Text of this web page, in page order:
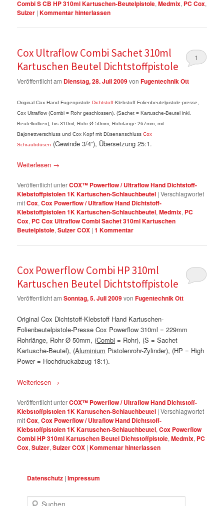
Combi S CB HP 310ml Kartuschen-Beutelpistole,Medmix, PC Cox,
Sulzer |Kommentar hinterlassen
Cox Ultraflow Combi Sachet 310ml
Kartuschen Beutel Dichtstoffpistole
Veröffentlicht am Dienstag, 28. Juli 2009vonFugentechnik Ott
1
Original Cox Hand FugenpistoleDichtstoff-Klebstoff Folienbeutelpistole-presse,
Cox Ultraflow (Combi = Rohr geschlossen), (Sachet = Kartusche-Beutel inkl.
Beutelkolben), bis 310ml, Rohr Ø 50mm, Rohrlänge 267mm, mit
Bajonettverschluss und Cox Kopf mit DüsenanschlussCox
Schraubdüsen (Gewinde 3/4“), Übersetzung 25:1.
Weiterlesen →
Veröffentlicht unterCOX™ Powerflow / Ultraflow Hand Dichtstoff-
Klebstoffpistolen 1K Kartuschen-Schlauchbeutel |Verschlagwortet
mitCox,Cox Powerflow / Ultraflow Hand Dichtstoff-
Klebstoffpistolen 1K Kartuschen-Schlauchbeutel,Medmix, PC
Cox, PC Cox Ultraflow Combi Sachet 310ml Kartuschen
Beutelpistole,Sulzer COX |1 Kommentar
Cox Powerflow Combi HP 310ml
Kartuschen Beutel Dichtstoffpistole
Veröffentlicht amSonntag, 5. Juli 2009vonFugentechnik Ott
Original Cox Dichtstoff-Klebstoff Hand Kartuschen-
Folienbeutelpistole-Presse Cox Powerflow 310ml = 229mm
Rohrlänge, Rohr Ø 50mm, (Combi = Rohr), (S = Sachet
Kartusche-Beutel), (Aluminium Pistolenrohr-Zylinder), (HP = High
Power = Hochdruckabzug 18:1).
Weiterlesen →
Veröffentlicht unterCOX™ Powerflow / Ultraflow Hand Dichtstoff-
Klebstoffpistolen 1K Kartuschen-Schlauchbeutel |Verschlagwortet
mitCox,Cox Powerflow / Ultraflow Hand Dichtstoff-
Klebstoffpistolen 1K Kartuschen-Schlauchbeutel,Cox Powerflow
Combi HP 310ml Kartuschen Beutel Dichtstoffpistole,Medmix, PC
Cox,Sulzer,Sulzer COX |Kommentar hinterlassen
Datenschutz |Impressum
Suchen